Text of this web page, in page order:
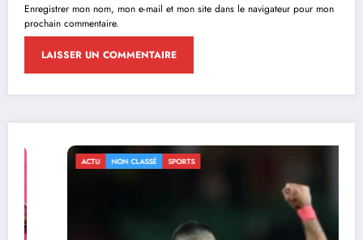
Enregistrer mon nom, mon e-mail et mon site dans le navigateur pour mon
prochain commentaire.
NON CLASSÉ SPORTS